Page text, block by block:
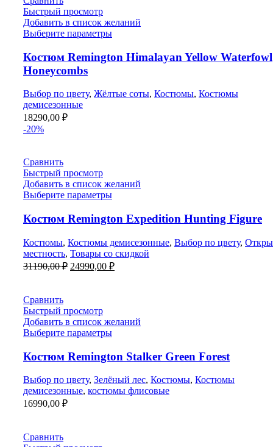
Быстрый просмотр
Добавить в список желаний
Выберите параметры
Костюм Remington Himalayan Yellow Waterfowl
Honeycombs
Выбор по цвету, Жёлтые соты, Костюмы, Костюмы
демисезонные
18290,00 ₽
-20%
Сравнить
Быстрый просмотр
Добавить в список желаний
Выберите параметры
Костюм Remington Expedition Hunting Figure
Костюмы, Костюмы демисезонные, Выбор по цвету,
местность, Товары со скидкой
31190,00₽ Первоначальная
24990,00 ₽Текущая
Сравнить
Быстрый просмотр
Добавить в список желаний
Выберите параметры
Костюм Remington Stalker Green Forest
Выбор по цвету, Зелёный лес, Костюмы, Костюмы
демисезонные, костюмы флисовые
16990,00 ₽
Сравнить